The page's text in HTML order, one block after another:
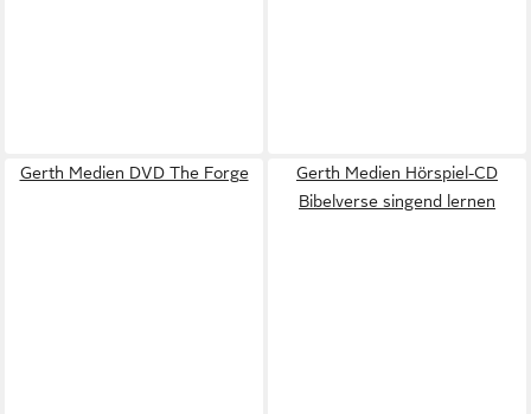
Gerth Medien DVD The Forge
Gerth Medien Hörspiel-CD
Bibelverse singend lernen